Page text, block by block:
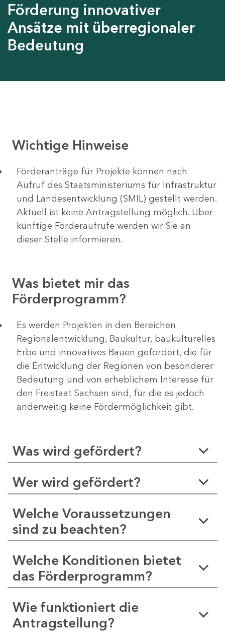
Förderung innovativer
Ansätze mit überregionaler
Bedeutung
Wichtige Hinweise
Förderanträge für Projekte können nach
Aufruf des Staatsministeriums für Infrastruktur
und Landesentwicklung (SMIL) gestellt werden.
Aktuell ist keine Antragstellung möglich. Über
künftige Förderaufrufe werden wir Sie an
dieser Stelle informieren.
Was bietet mir das
Förderprogramm?
Es werden Projekten in den Bereichen
Regionalentwicklung, Baukultur, baukulturelles
Erbe und innovatives Bauen gefördert, die für
die Entwicklung der Regionen von besonderer
Bedeutung und von erheblichem Interesse für
den Freistaat Sachsen sind, für die es jedoch
anderweitig keine Fördermöglichkeit gibt.
Was wird gefördert?
Wer wird gefördert?
Welche Voraussetzungen
sind zu beachten?
Welche Konditionen bietet
das Förderprogramm?
Wie funktioniert die
Antragstellung?